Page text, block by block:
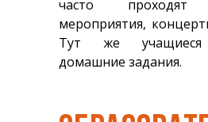
часто проходят
мероприятия,
Тут же учащиеся
домашние задания.